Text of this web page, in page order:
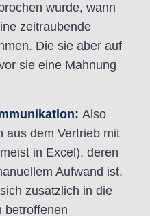
wurde, wann
zeitraubende
Die sie aber auf
sie eine Mahnung
Also
aus dem Vertrieb mit
in Excel), deren
Aufwand ist.
zusätzlich in die
betroffenen